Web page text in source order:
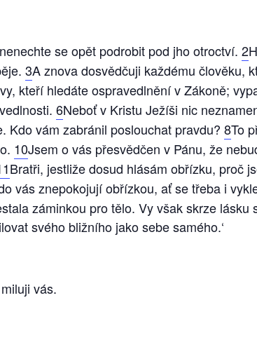
se opět podrobit pod jho otroctví. 2
3A znova dosvědčuji každému člověku,
kteří hledáte ospravedlnění v Zákoně;
6Neboť v Kristu Ježíši nic
Kdo vám zabránil poslouchat pravdu? 8To
10Jsem o vás přesvědčen v Pánu, že
Bratři, jestliže dosud hlásám obřízku, proč
vás znepokojují obřízkou, ať se třeba i
záminkou pro tělo. Vy však skrze lásku
svého bližního jako sebe samého.‘
vás.